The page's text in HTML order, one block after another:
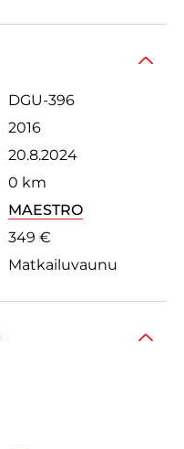
DGU-396
2016
20.8.2024
0 km
MAESTRO
349 €
Matkailuvaunu